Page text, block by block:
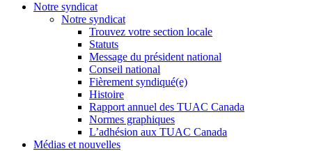
Notre syndicat
Notre syndicat
Trouvez votre section locale
Statuts
Message du président national
Conseil national
Fièrement syndiqué(e)
Histoire
Rapport annuel des TUAC Canada
Normes graphiques
L’adhésion aux TUAC Canada
Médias et nouvelles